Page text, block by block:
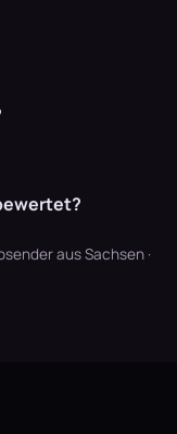
aus Sachsen ·